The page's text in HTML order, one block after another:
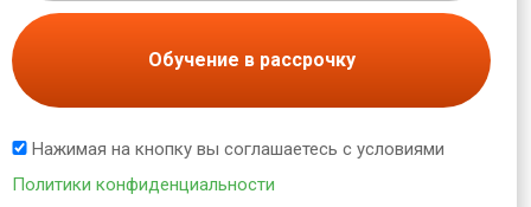
Обучение в рассрочку
Нажимая на кнопку вы соглашаетесь с условиями
Политики конфиденциальности